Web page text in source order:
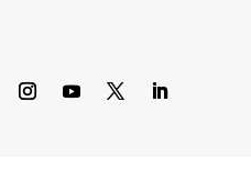
Buscar